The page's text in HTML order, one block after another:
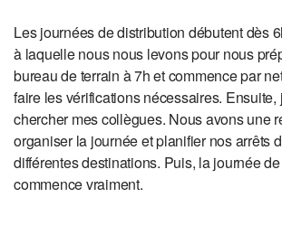
Les journées de distribution débutent dès
à laquelle nous nous levons pour nous
bureau de terrain à 7h et commence par
faire les vérifications nécessaires. Ensuite,
chercher mes collègues. Nous avons une
organiser la journée et planifier nos arrêts
différentes destinations. Puis, la journée
commence vraiment.